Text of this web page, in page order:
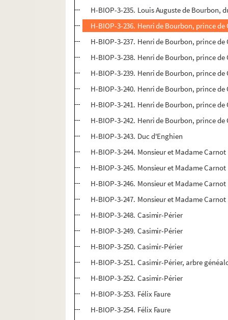
H-BIOP-3-235. Louis Auguste de Bourbon,
H-BIOP-3-236. Henri de Bourbon, prince de
H-BIOP-3-237. Henri de Bourbon, prince de
H-BIOP-3-238. Henri de Bourbon, prince de
H-BIOP-3-239. Henri de Bourbon, prince de
H-BIOP-3-240. Henri de Bourbon, prince de
H-BIOP-3-241. Henri de Bourbon, prince de
H-BIOP-3-242. Henri de Bourbon, prince de
H-BIOP-3-243. Duc d'Enghien
H-BIOP-3-244. Monsieur et Madame Carnot
H-BIOP-3-245. Monsieur et Madame Carnot
H-BIOP-3-246. Monsieur et Madame Carnot
H-BIOP-3-247. Monsieur et Madame Carnot
H-BIOP-3-248. Casimir-Périer
H-BIOP-3-249. Casimir-Périer
H-BIOP-3-250. Casimir-Périer
H-BIOP-3-251. Casimir-Périer, arbre
H-BIOP-3-252. Casimir-Périer
H-BIOP-3-253. Félix Faure
H-BIOP-3-254. Félix Faure